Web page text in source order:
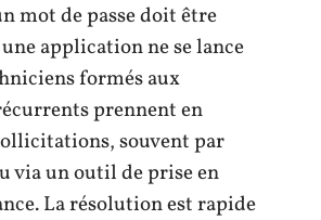
mot de passe doit être
application ne se lance
formés aux
prennent en
souvent par
via un outil de prise en
La résolution est rapide